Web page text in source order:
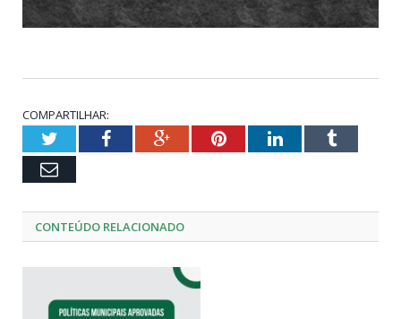
COMPARTILHAR:
TwitterFacebookGoogle+PinterestLinkedInTumblr
Email
CONTEÚDO RELACIONADO